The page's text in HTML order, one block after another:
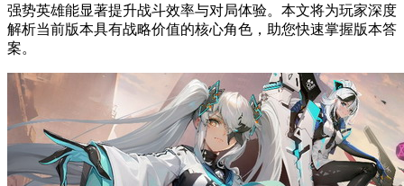
强势英雄能显著提升战斗效率与对局体验。本文将为玩家深度
解析当前版本具有战略价值的核心角色，助您快速掌握版本答
案。